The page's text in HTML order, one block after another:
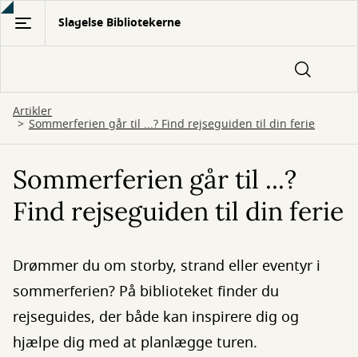
Gå
hovedindhold
Slagelse Bibliotekerne
Artikler
Sommerferien går til ...? Find rejseguiden til din ferie
Sommerferien går til ...?
Find rejseguiden til din ferie
Drømmer du om storby, strand eller eventyr i
sommerferien? På biblioteket finder du
rejseguides, der både kan inspirere dig og
hjælpe dig med at planlægge turen.